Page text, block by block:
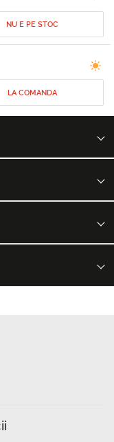
NU E PE STOC
LA COMANDA